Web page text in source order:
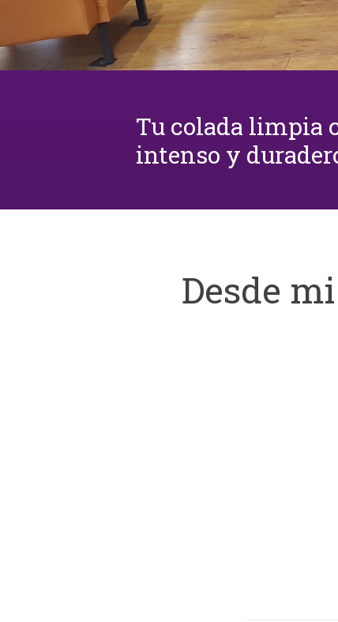
Tu colada limpia
intenso y
Desde